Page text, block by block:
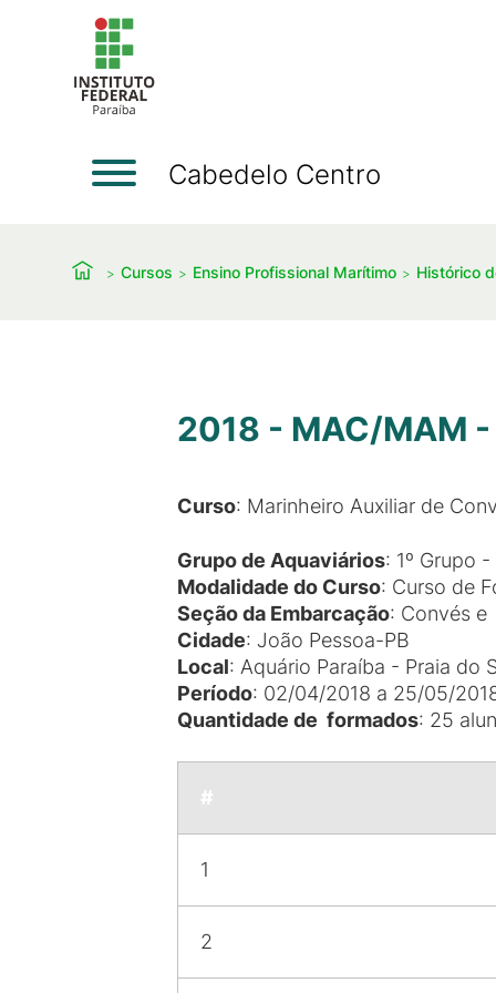
Cabedelo Centro
Cursos Ensino Profissional Marítimo Histórico
2018 - MAC/MAM
Curso: Marinheiro Auxiliar de
Grupo de Aquaviários: 1º Grupo
Modalidade do Curso: Curso de
Seção da Embarcação: Convés
Cidade: João Pessoa-PB
Local: Aquário Paraíba - Praia do
Período: 02/04/2018 a 25/05/
Quantidade de formados: 25
#
1
2